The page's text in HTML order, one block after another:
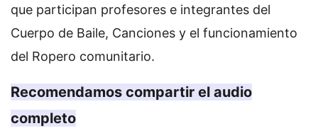
que participan profesores e integrantes del
Cuerpo de Baile, Canciones y el funcionamiento
del Ropero comunitario.
Recomendamos compartir el audio
completo